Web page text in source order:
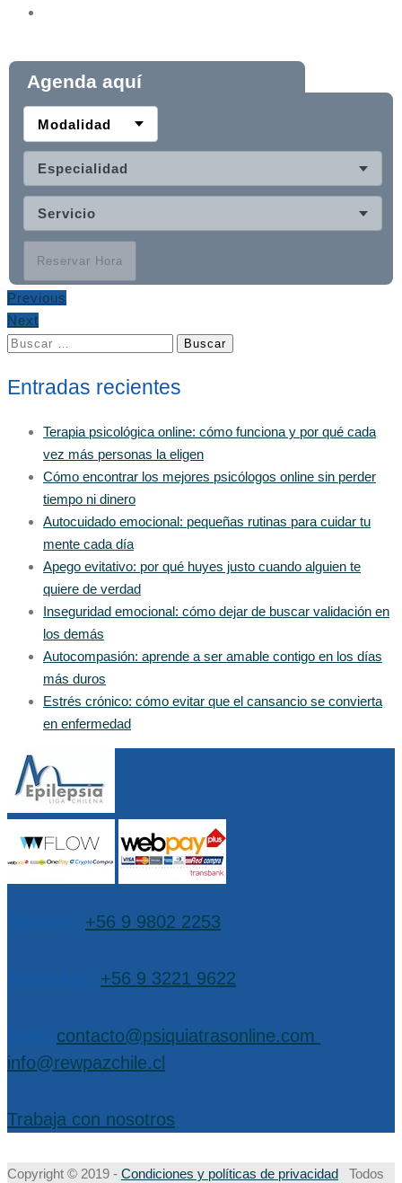
Agenda aquí
Modalidad
Especialidad
Servicio
Reservar Hora
Previous
Next
Buscar:
Entradas recientes
Terapia psicológica online: cómo funciona y por qué cada
vez más personas la eligen
Cómo encontrar los mejores psicólogos online sin perder
tiempo ni dinero
Autocuidado emocional: pequeñas rutinas para cuidar tu
mente cada día
Apego evitativo: por qué huyes justo cuando alguien te
quiere de verdad
Inseguridad emocional: cómo dejar de buscar validación en
los demás
Autocompasión: aprende a ser amable contigo en los días
más duros
Estrés crónico: cómo evitar que el cansancio se convierta
en enfermedad
+56 9 9802 2253
+56 9 3221 9622
contacto@psiquiatrasonline.com
info@rewpazchile.cl
Trabaja con nosotros
Copyright © 2019 - Condiciones y políticas de privacidad Todos